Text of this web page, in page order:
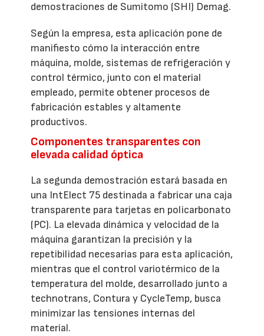
demostraciones de Sumitomo (SHI) Demag.
Según la empresa, esta aplicación pone de
manifiesto cómo la interacción entre
máquina, molde, sistemas de refrigeración y
control térmico, junto con el material
empleado, permite obtener procesos de
fabricación estables y altamente
productivos.
Componentes transparentes con
elevada calidad óptica
La segunda demostración estará basada en
una IntElect 75 destinada a fabricar una caja
transparente para tarjetas en policarbonato
(PC). La elevada dinámica y velocidad de la
máquina garantizan la precisión y la
repetibilidad necesarias para esta aplicación,
mientras que el control variotérmico de la
temperatura del molde, desarrollado junto a
technotrans, Contura y CycleTemp, busca
minimizar las tensiones internas del
material.